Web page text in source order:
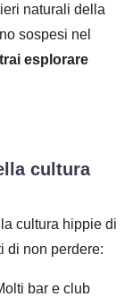
naturali della
sospesi nel
esplorare
cultura
cultura hippie di
di non perdere:
bar e club